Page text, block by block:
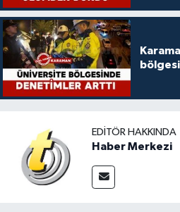
EDITÖR HAKKINDA
Haber Merkezi